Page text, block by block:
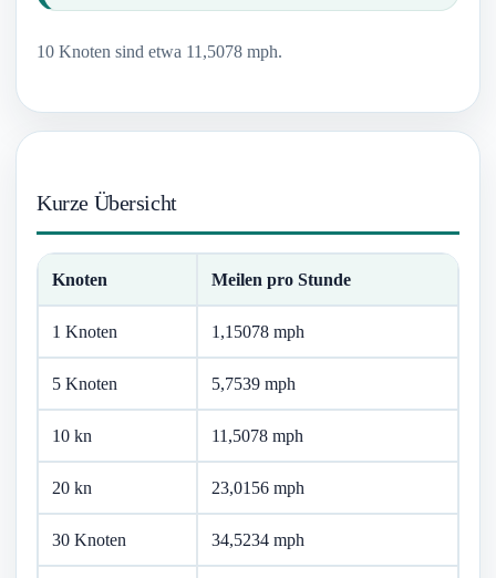
10 Knoten sind etwa 11,5078 mph.
Kurze Übersicht
Knoten Meilen pro Stunde
1 Knoten 1,15078 mph
5 Knoten 5,7539 mph
10 kn 11,5078 mph
20 kn 23,0156 mph
30 Knoten 34,5234 mph